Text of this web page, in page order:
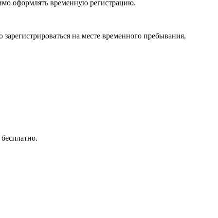
оформлять временную регистрацию.
на месте временного пребывания,